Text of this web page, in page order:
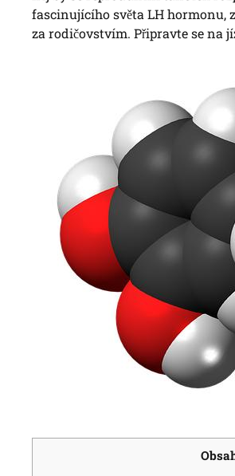
fascinujícího světa LH hormonu,
za rodičovstvím. Připravte se na